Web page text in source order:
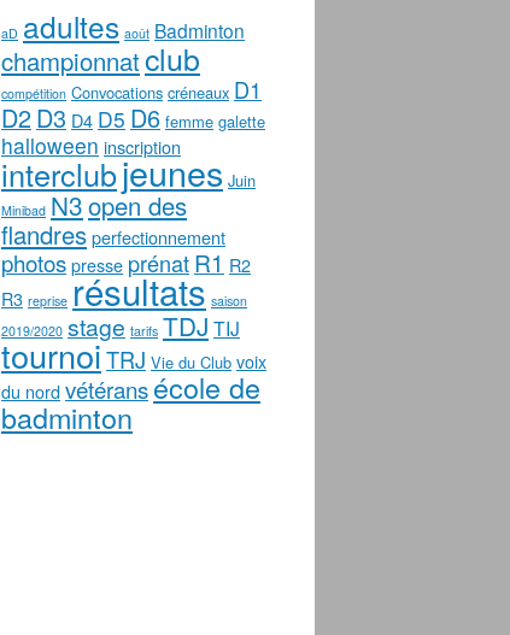
aD adultes août Badminton
championnatclub
compétition Convocations créneaux D1
D2 D3 D4 D5 D6 femme galette
halloween inscription
interclubjeunes Juin
Minibad N3open des
flandresperfectionnement
photospresse prénatR1 R2
R3 reprise résultats saison
2019/2020 stage tarifs TDJ TIJ
tournoiTRJ Vie du Club voix
du nordvétéransécole de
badminton